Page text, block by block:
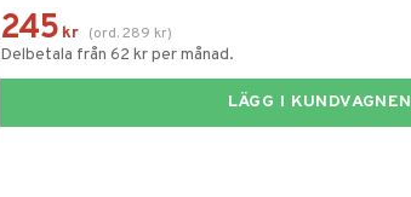
245 kr (ord.289 kr)
Delbetala från 62 kr per månad.
LÄGG I KUNDVAGNEN